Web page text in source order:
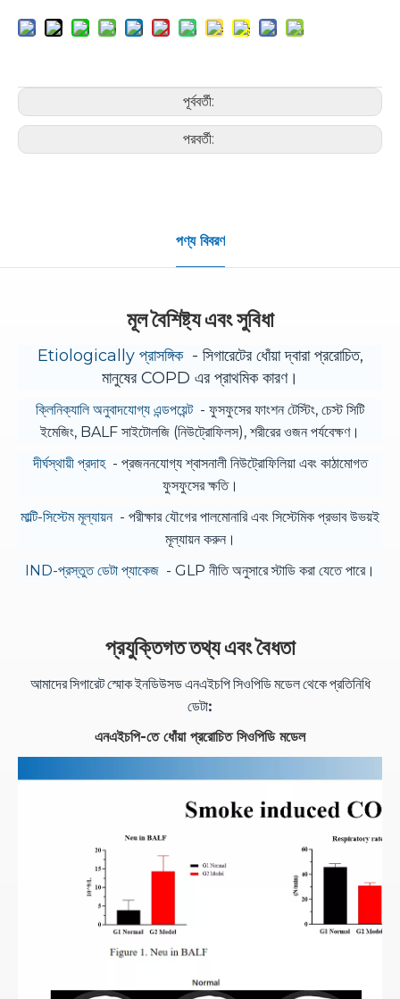
পূর্ববর্তী:
পরবর্তী:
পণ্য বিবরণ
মূল বৈশিষ্ট্য এবং সুবিধা
Etiologically প্রাসঙ্গিক - সিগারেটের ধোঁয়া দ্বারা প্ররোচিত,
মানুষের COPD এর প্রাথমিক কারণ।
ক্লিনিক্যালি অনুবাদযোগ্য এন্ডপয়েন্ট - ফুসফুসের ফাংশন টেস্টিং, চেস্ট সিটি
ইমেজিং, BALF সাইটোলজি (নিউট্রোফিলস), শরীরের ওজন পর্যবেক্ষণ।
দীর্ঘস্থায়ী প্রদাহ - প্রজননযোগ্য শ্বাসনালী নিউট্রোফিলিয়া এবং কাঠামোগত
ফুসফুসের ক্ষতি।
মাল্টি-সিস্টেম মূল্যায়ন - পরীক্ষার যৌগের পালমোনারি এবং সিস্টেমিক প্রভাব উভয়ই
মূল্যায়ন করুন।
IND-প্রস্তুত ডেটা প্যাকেজ - GLP নীতি অনুসারে স্টাডি করা যেতে পারে।
প্রযুক্তিগত তথ্য এবং বৈধতা
আমাদের সিগারেট স্মোক ইনডিউসড এনএইচপি সিওপিডি মডেল থেকে প্রতিনিধি
ডেটা:
এনএইচপি-তে ধোঁয়া প্ররোচিত সিওপিডি মডেল